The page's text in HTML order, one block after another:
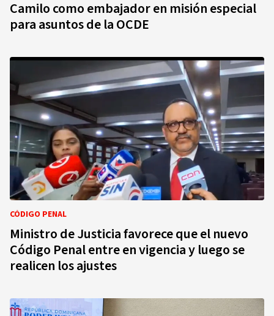
Camilo como embajador en misión especial
para asuntos de la OCDE
CÓDIGO PENAL
Ministro de Justicia favorece que el nuevo
Código Penal entre en vigencia y luego se
realicen los ajustes